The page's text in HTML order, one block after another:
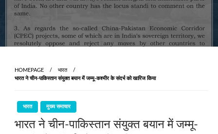
HOMEPAGE
भारत
भारत ने चीन-पाकिस्तान संयुक्त बयान में जम्मू-कश्मीर के संदर्भ को खारिज किया
भारत मुख्य समाचार
भारत ने चीन-पाकिस्तान संयुक्त बयान में जम्मू-